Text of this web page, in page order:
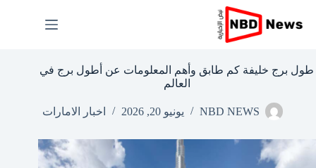
إلى
المحتوى
طول برج خليفة كم طابق وأهم المعلومات عن أطول برج في
العالم
NBD NEWS يونيو 20, 2026 اخبار الامارات